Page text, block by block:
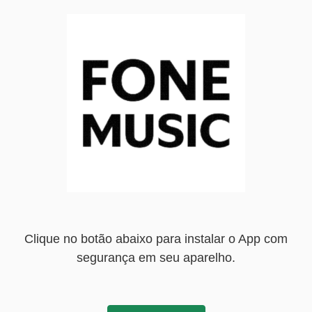
Clique no botão abaixo para instalar o App com
segurança em seu aparelho.